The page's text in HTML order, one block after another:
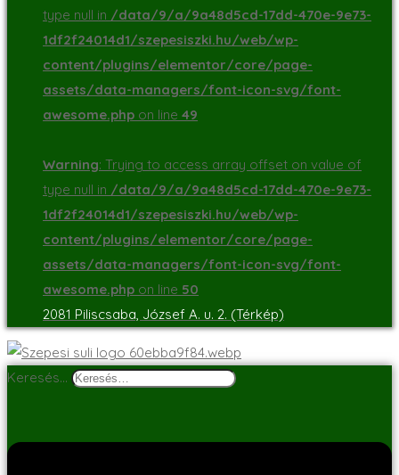
type null in /data/9/a/9a48d5cd-17dd-470e-9e73-
1df2f24014d1/szepesiszki.hu/web/wp-
content/plugins/elementor/core/page-
assets/data-managers/font-icon-svg/font-
awesome.php on line 49
Warning: Trying to access array offset on value of
type null in /data/9/a/9a48d5cd-17dd-470e-9e73-
1df2f24014d1/szepesiszki.hu/web/wp-
content/plugins/elementor/core/page-
assets/data-managers/font-icon-svg/font-
awesome.php on line 50
2081 Piliscsaba, József A. u. 2. (Térkép)
Keresés…